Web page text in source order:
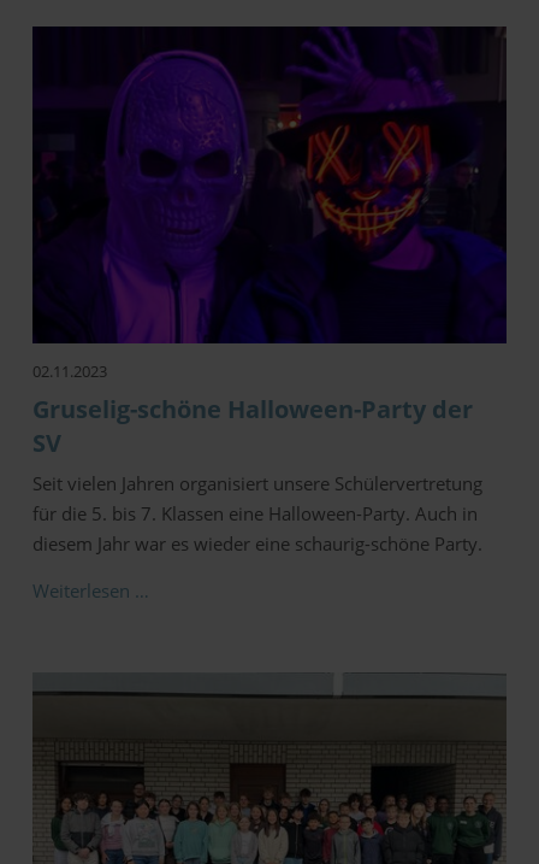
02.11.2023
Gruselig-schöne Halloween-Party der
SV
Seit vielen Jahren organisiert unsere Schülervertretung
für die 5. bis 7. Klassen eine Halloween-Party. Auch in
diesem Jahr war es wieder eine schaurig-schöne Party.
Weiterlesen …